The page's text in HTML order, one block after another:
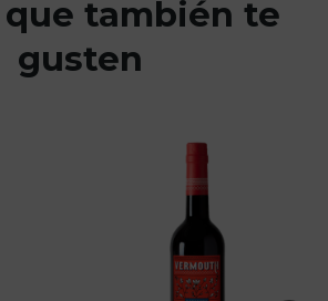
que también te
gusten